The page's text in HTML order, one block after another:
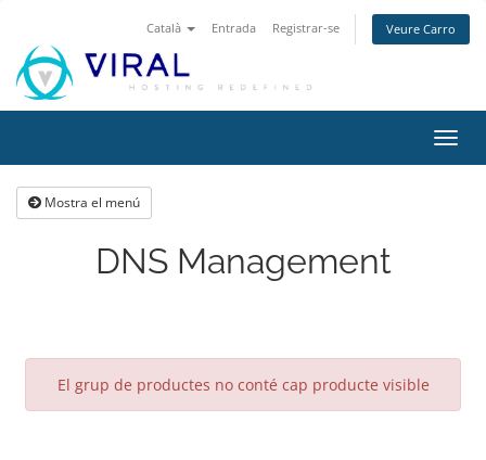
Català Entrada Registrar-se Veure Carro
la
Mostra el menú
DNS Management
El grup de productes no conté cap producte visible